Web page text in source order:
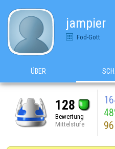
jampier
Fod-Gott
ÜBER
128
Bewertung
Mittelstufe
96